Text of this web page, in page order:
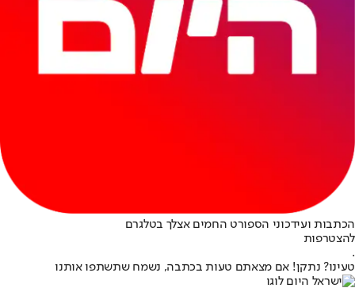
הכתבות ועידכוני הספורט החמים אצלך בטלגרם
להצטרפות
.
טעינו? נתקן! אם מצאתם טעות בכתבה, נשמח שתשתפו אותנו